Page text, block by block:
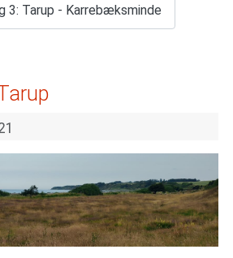
3: Tarup - Karrebæksminde